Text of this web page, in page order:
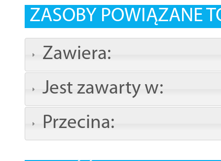
ZASOBY POWIĄZANE
Zawiera:
Jest zawarty w:
Przecina: